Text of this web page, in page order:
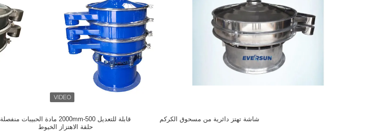
قابلة للتعديل 500-2000mm مادة الحبيبات منفصلة
حلقة الاهتزاز الخيوط
شاشة تهتز دائرية من مسحوق الكركم